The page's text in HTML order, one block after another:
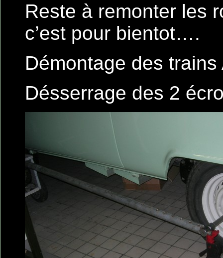
Reste à remonter les
c’est pour bientot….
Démontage des trains
Désserrage des 2